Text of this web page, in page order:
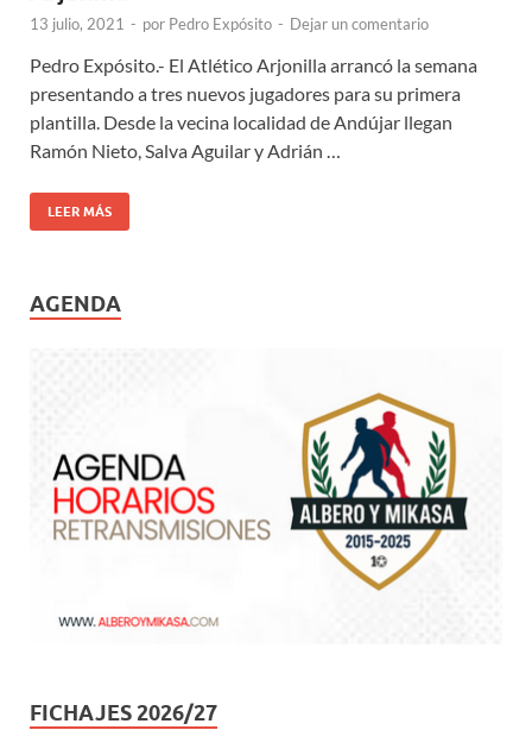
13 julio, 2021 - por Pedro Expósito - Dejar un comentario
Pedro Expósito.- El Atlético Arjonilla arrancó la semana
presentando a tres nuevos jugadores para su primera
plantilla. Desde la vecina localidad de Andújar llegan
Ramón Nieto, Salva Aguilar y Adrián …
LEER MÁS
AGENDA
FICHAJES 2026/27